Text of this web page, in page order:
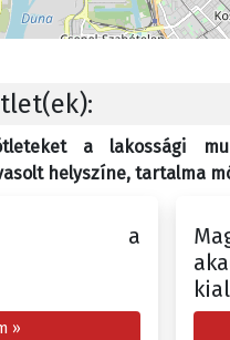
a lakossági
helyszíne, tartalma
a
»